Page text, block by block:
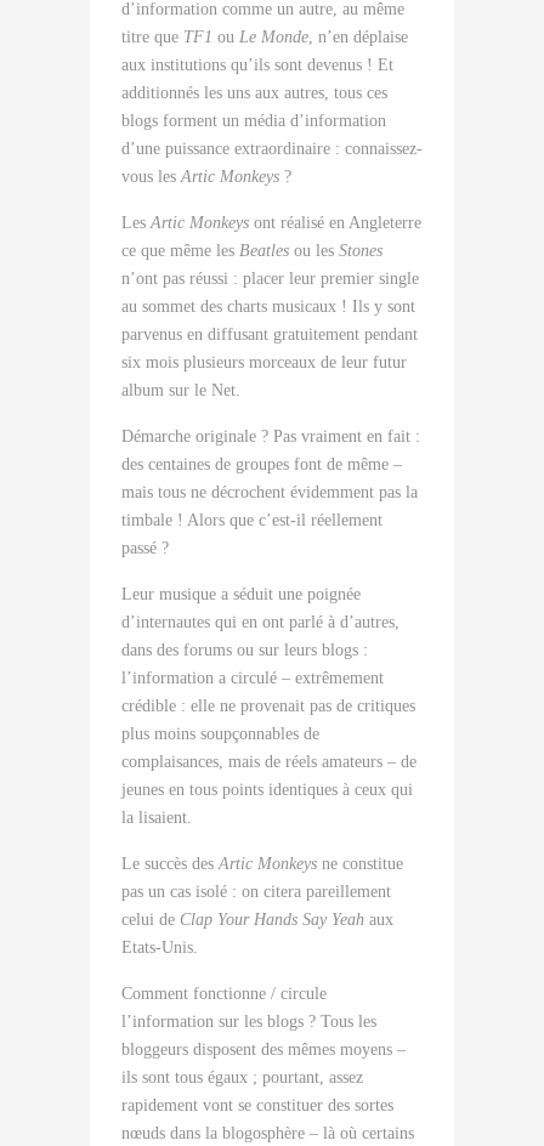
d’information comme un autre, au même
titre que TF1 ou Le Monde , n’en déplaise
aux institutions qu’ils sont devenus ! Et
additionnés les uns aux autres, tous ces
blogs forment un média d’information
d’une puissance extraordinaire : connaissez-
vous les Artic Monkeys ?
Les Artic Monkeys ont réalisé en Angleterre
ce que même les Beatles ou les Stones
n’ont pas réussi : placer leur premier single
au sommet des charts musicaux ! Ils y sont
parvenus en diffusant gratuitement pendant
six mois plusieurs morceaux de leur futur
album sur le Net.
Démarche originale ? Pas vraiment en fait :
des centaines de groupes font de même –
mais tous ne décrochent évidemment pas la
timbale ! Alors que c’est-il réellement
passé ?
Leur musique a séduit une poignée
d’internautes qui en ont parlé à d’autres,
dans des forums ou sur leurs blogs :
l’information a circulé – extrêmement
crédible : elle ne provenait pas de critiques
plus moins soupçonnables de
complaisances, mais de réels amateurs – de
jeunes en tous points identiques à ceux qui
la lisaient.
Le succès des Artic Monkeys ne constitue
pas un cas isolé : on citera pareillement
celui de Clap Your Hands Say Yeah aux
Etats-Unis.
Comment fonctionne / circule
l’information sur les blogs ? Tous les
bloggeurs disposent des mêmes moyens –
ils sont tous égaux ; pourtant, assez
rapidement vont se constituer des sortes
nœuds dans la blogosphère – là où certains